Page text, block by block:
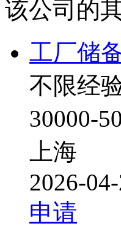
该公司的
工厂储
不限经
30000-
上海
2026-
申请